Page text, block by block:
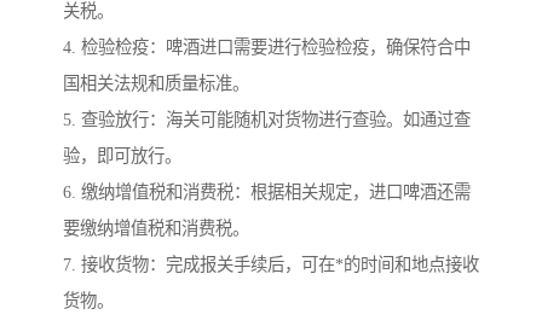
关税。
4. 检验检疫：啤酒进口需要进行检验检疫，确保符合中
国相关法规和质量标准。
5. 查验放行：海关可能随机对货物进行查验。如通过查
验，即可放行。
6. 缴纳增值税和消费税：根据相关规定，进口啤酒还需
要缴纳增值税和消费税。
7. 接收货物：完成报关手续后，可在*的时间和地点接收
货物。